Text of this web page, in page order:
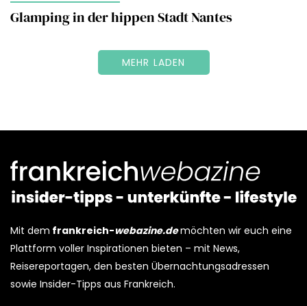
Glamping in der hippen Stadt Nantes
MEHR LADEN
Mit dem frankreich-webazine.demöchten wir euch eine
Plattform voller Inspirationen bieten – mit News,
Reisereportagen, den besten Übernachtungsadressen
sowie Insider-Tipps aus Frankreich.